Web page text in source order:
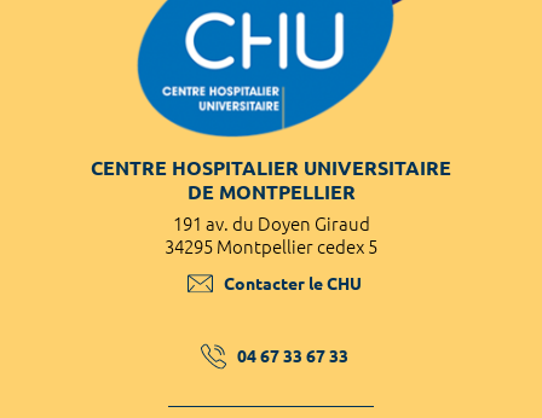
CENTRE HOSPITALIER UNIVERSITAIRE
DE MONTPELLIER
191 av. du Doyen Giraud
34295 Montpellier cedex 5
Contacter le CHU
04 67 33 67 33